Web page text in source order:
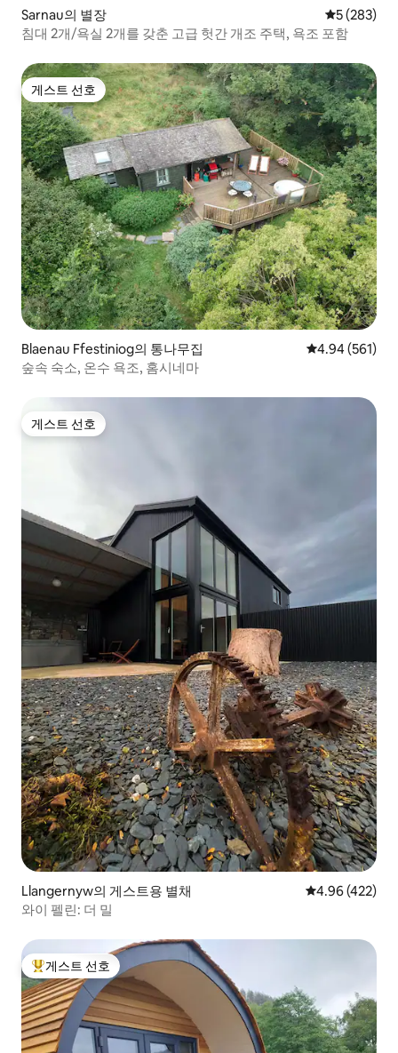
Sarnau의 별장 평점 5점(5
5 (283)
침대 2개/욕실 2개를 갖춘 고급 헛간 개조 주택, 욕조 포함
게스트 선호
게스트 선호
Blaenau Ffestiniog의 통나무집 평점 4.94점(5
4.94 (561)
숲속 숙소, 온수 욕조, 홈시네마
게스트 선호
게스트 선호
Llangernyw의 게스트용 별채 평점 4.96점(5
4.96 (422)
와이 펠린: 더 밀
상위 게스트 선호
게스트 선호